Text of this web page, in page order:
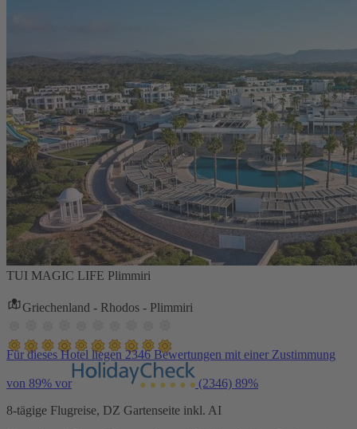
TUI MAGIC LIFE Plimmiri
Griechenland - Rhodos - Plimmiri
Für dieses Hotel liegen 2346 Bewertungen mit einer Zustimmung
von 89% vor (2346) 89%
8-tägige Flugreise, DZ Gartenseite inkl. AI